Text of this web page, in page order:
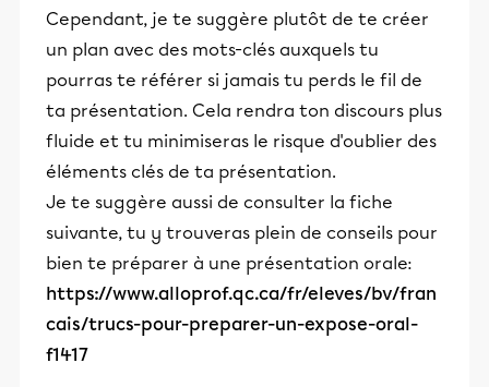
Cependant, je te suggère plutôt de te créer
un plan avec des mots-clés auxquels tu
pourras te référer si jamais tu perds le fil de
ta présentation. Cela rendra ton discours plus
fluide et tu minimiseras le risque d'oublier des
éléments clés de ta présentation.
Je te suggère aussi de consulter la fiche
suivante, tu y trouveras plein de conseils pour
bien te préparer à une présentation orale:
https://www.alloprof.qc.ca/fr/eleves/bv/fran
cais/trucs-pour-preparer-un-expose-oral-
f1417